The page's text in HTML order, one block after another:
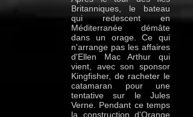
Britanniques, le bateau
qui redescent en
Méditerranée démâte
dans un orage. Ce qui
n'arrange pas les affaires
d'Ellen Mac Arthur qui
vient, avec son sponsor
Kingfisher, de racheter le
catamaran pour une
tentative sur le Jules
Verne. Pendant ce temps
la construction d'Orange